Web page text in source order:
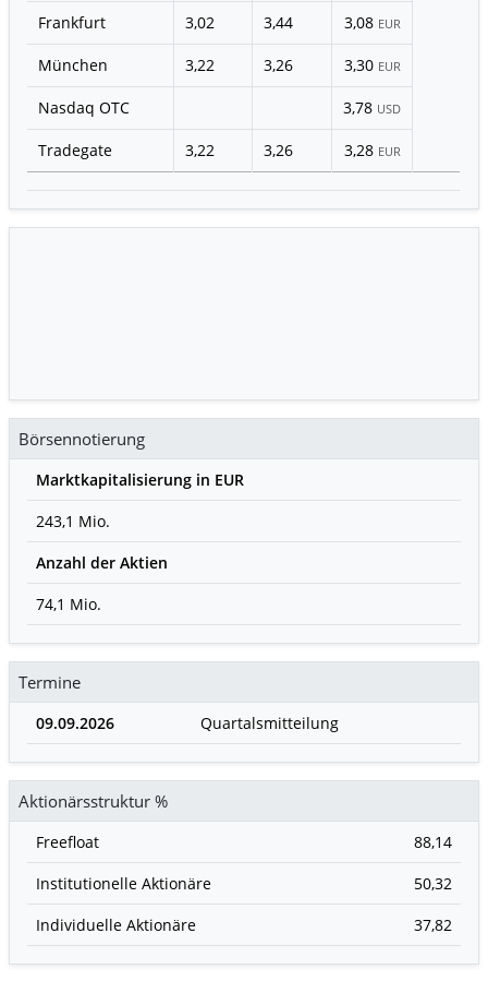
Frankfurt 3,02 3,44 3,08 EUR
München 3,22 3,26 3,30 EUR
Nasdaq OTC 3,78 USD
Tradegate 3,22 3,26 3,28 EUR
Börsennotierung
Marktkapitalisierung in EUR
243,1 Mio.
Anzahl der Aktien
74,1 Mio.
Termine
09.09.2026 Quartalsmitteilung
Aktionärsstruktur %
Freefloat
88,14
Institutionelle Aktionäre
50,32
Individuelle Aktionäre
37,82